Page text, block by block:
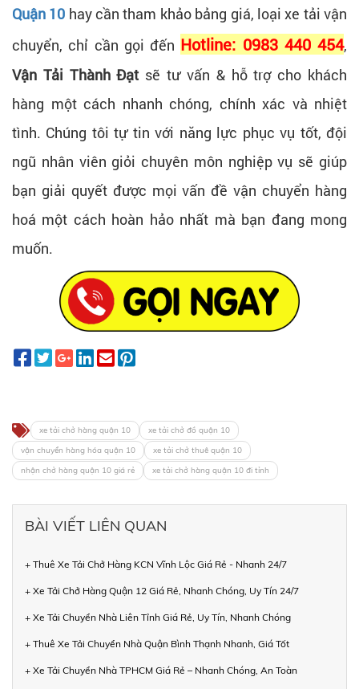
Quận 10 hay cần tham khảo bảng giá, loại xe tải vận
chuyển, chỉ cần gọi đến Hotline: 0983 440 454,
Vận Tải Thành Đạt sẽ tư vấn & hỗ trợ cho khách
hàng một cách nhanh chóng, chính xác và nhiệt
tình. Chúng tôi tự tin với năng lực phục vụ tốt, đội
ngũ nhân viên giỏi chuyên môn nghiệp vụ sẽ giúp
bạn giải quyết được mọi vấn đề vận chuyển hàng
hoá một cách hoàn hảo nhất mà bạn đang mong
muốn.
xe tải chở hàng quận 10
xe tải chở đồ quận 10
vận chuyển hàng hóa quận 10
xe tải chở thuê quận 10
nhận chở hàng quận 10 giá rẻ
xe tải chở hàng quận 10 đi tỉnh
BÀI VIẾT LIÊN QUAN
+ Thuê Xe Tải Chở Hàng KCN Vĩnh Lộc Giá Rẻ - Nhanh 24/7
+ Xe Tải Chở Hàng Quận 12 Giá Rẻ, Nhanh Chóng, Uy Tín 24/7
+ Xe Tải Chuyển Nhà Liên Tỉnh Giá Rẻ, Uy Tín, Nhanh Chóng
+ Thuê Xe Tải Chuyển Nhà Quận Bình Thạnh Nhanh, Giá Tốt
+ Xe Tải Chuyển Nhà TPHCM Giá Rẻ – Nhanh Chóng, An Toàn